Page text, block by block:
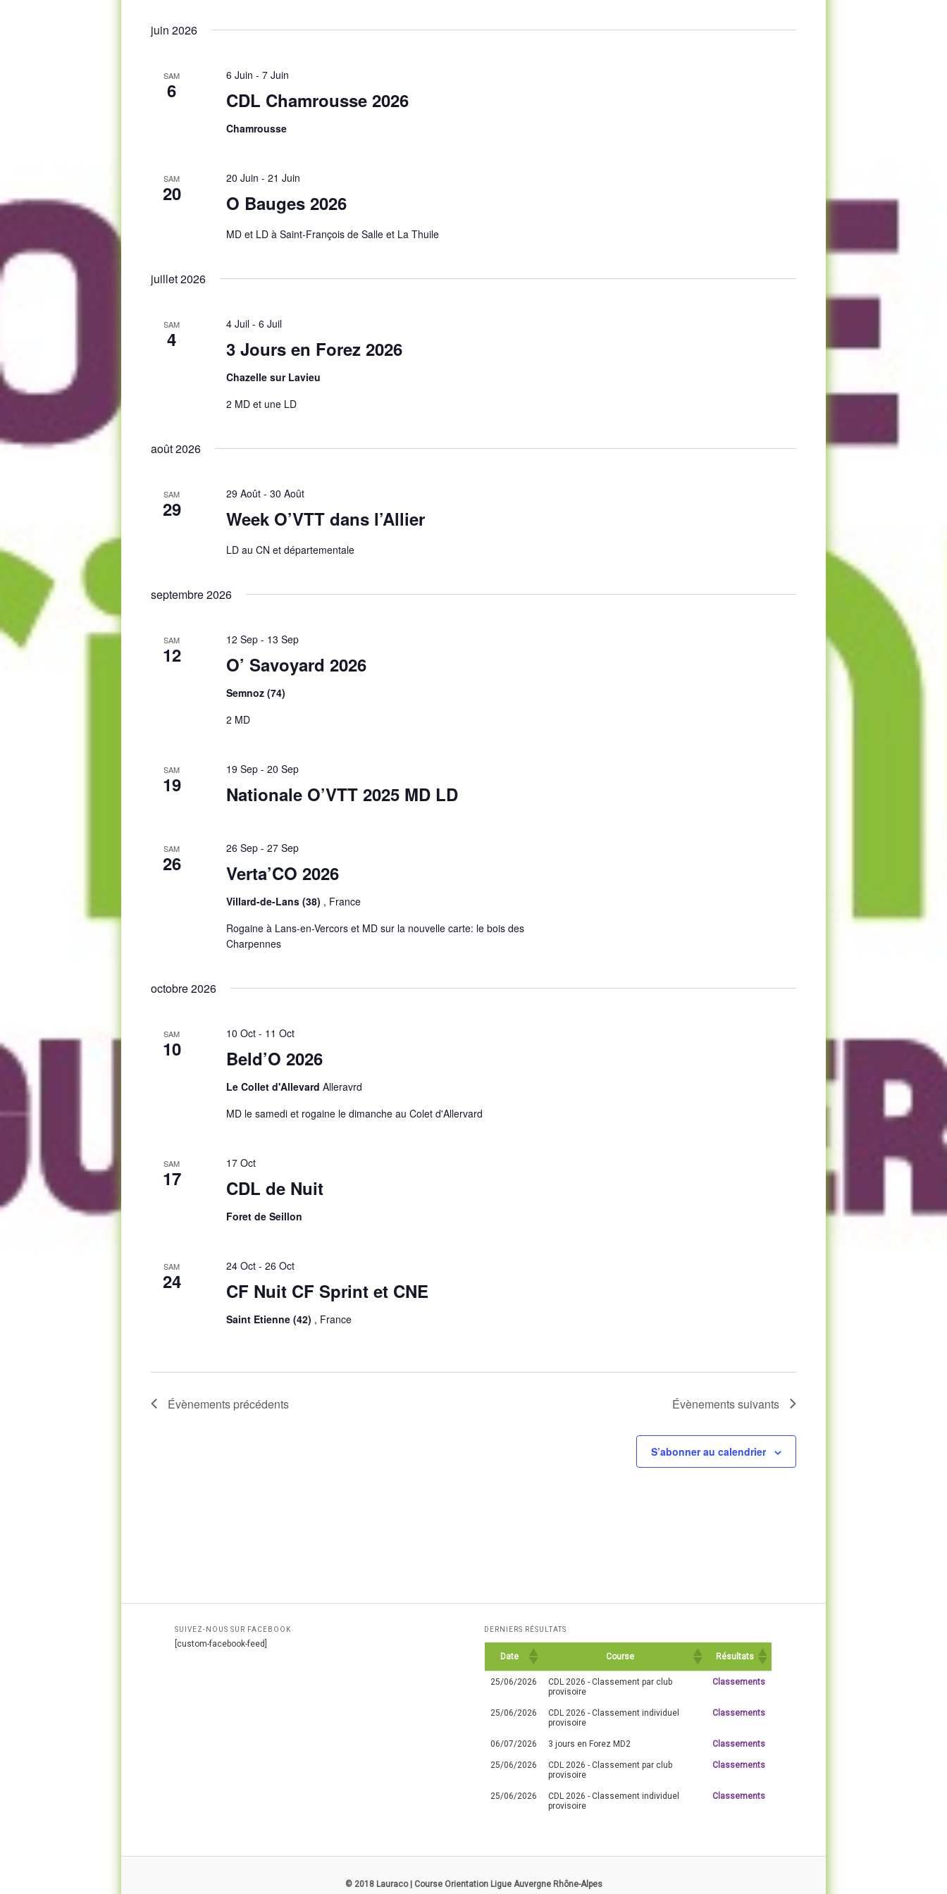
date.
juin 2026
SAM
6 CDL Chamrousse 2026
6 Juin -7 Juin
Chamrousse
SAM
20 O Bauges 2026
20 Juin -21 Juin
MD et LD à Saint-François de Salle et La Thuile
juillet 2026
SAM
4 3 Jours en Forez 2026
4 Juil -6 Juil
Chazelle sur Lavieu
2 MD et une LD
août 2026
SAM
29 Week O’VTT dans l’Allier
29 Août -30 Août
LD au CN et départementale
septembre 2026
SAM
12 O’ Savoyard 2026
12 Sep - 13 Sep
Semnoz (74)
2 MD
SAM
19 Nationale O’VTT 2025 MD LD
19 Sep -20 Sep
SAM
26 Verta’CO 2026
26 Sep -27 Sep
Villard-de-Lans (38) , France
Rogaine à Lans-en-Vercors et MD sur la nouvelle carte: le bois des
Charpennes
octobre 2026
SAM
10 Beld’O 2026
10 Oct - 11 Oct
Le Collet d'AllevardAlleravrd
MD le samedi et rogaine le dimanche au Colet d'Allervard
SAM
17 CDL de Nuit
17 Oct
Foret de Seillon
SAM
24 CF Nuit CF Sprint et CNE
24 Oct -26 Oct
Saint Etienne (42) , France
Évènements précédents Évènementssuivants
S’abonner au calendrier
SUIVEZ-NOUS SUR FACEBOOK
[custom-facebook-feed]
DERNIERS RÉSULTATS
Date Course Résultats
25/06/2026
CDL 2026 - Classement par club
provisoire
Classements
25/06/2026
CDL 2026 - Classement individuel
provisoire
Classements
06/07/2026 3 jours en Forez MD2 Classements
25/06/2026
CDL 2026 - Classement par club
provisoire
Classements
25/06/2026
CDL 2026 - Classement individuel
provisoire
Classements
© 2018 Lauraco | Course Orientation Ligue Auvergne Rhône-Alpes